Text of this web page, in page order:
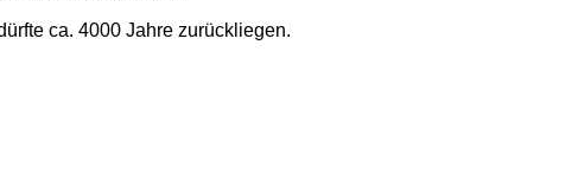
ca. 4000 Jahre zurückliegen.